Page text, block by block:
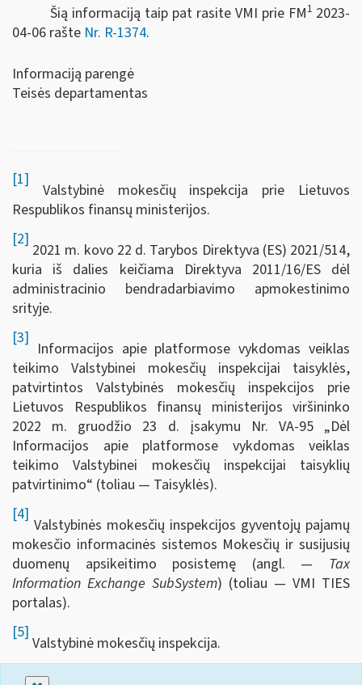
Šią informaciją taip pat rasite VMI prie FM1 2023-
04-06 rašte Nr. R-1374.
Informaciją parengė
Teisės departamentas
[1]
Valstybinė mokesčių inspekcija prie Lietuvos
Respublikos finansų ministerijos.
[2]
2021 m. kovo 22 d. Tarybos Direktyva (ES) 2021/514,
kuria iš dalies keičiama Direktyva 2011/16/ES dėl
administracinio bendradarbiavimo apmokestinimo
srityje.
[3]
Informacijos apie platformose vykdomas veiklas
teikimo Valstybinei mokesčių inspekcijai taisyklės,
patvirtintos Valstybinės mokesčių inspekcijos prie
Lietuvos Respublikos finansų ministerijos viršininko
2022 m. gruodžio 23 d. įsakymu Nr. VA-95 „Dėl
Informacijos apie platformose vykdomas veiklas
teikimo Valstybinei mokesčių inspekcijai taisyklių
patvirtinimo“ (toliau — Taisyklės).
[4]
Valstybinės mokesčių inspekcijos gyventojų pajamų
mokesčio informacinės sistemos Mokesčių ir susijusių
duomenų apsikeitimo posistemę (angl. — Tax
Information Exchange SubSystem) (toliau — VMI TIES
portalas).
[5]
Valstybinė mokesčių inspekcija.